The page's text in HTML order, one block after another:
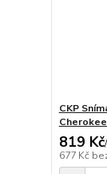
CKP
Cherokee
819 Kč/
677 Kč